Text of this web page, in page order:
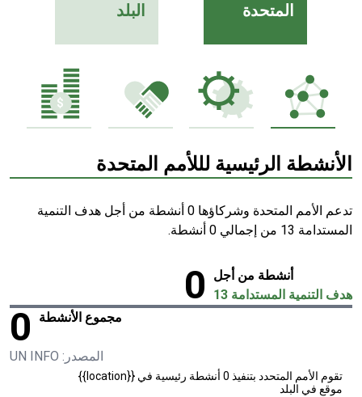
المتحدة
البلد
الأنشطة الرئيسية لللأمم المتحدة
تدعم الأمم المتحدة وشركاؤها 0 أنشطة من أجل هدف التنمية
المستدامة 13 من إجمالي 0 أنشطة.
أنشطة من أجل
هدف التنمية المستدامة 13
0
مجموع الأنشطة 0
المصدر: UN INFO
تقوم الأمم المتحدد بتنفيذ 0 أنشطة رئيسية في {{location}}
موقع في البلد